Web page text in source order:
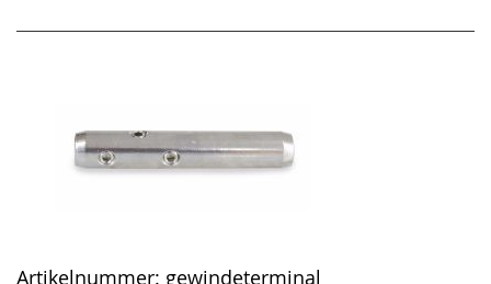
Artikelnummer: gewindeterminal